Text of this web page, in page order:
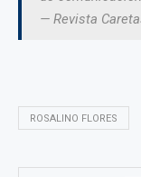
— Revista
ROSALINO FLORES